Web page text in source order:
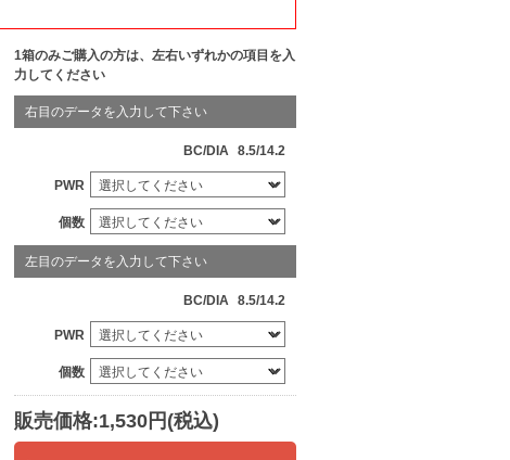
1箱のみご購入の方は、左右いずれかの項目を入
力してください
右目のデータを入力して下さい
BC/DIA 8.5/14.2
PWR
個数
左目のデータを入力して下さい
BC/DIA 8.5/14.2
PWR
個数
販売価格:1,530円(税込)